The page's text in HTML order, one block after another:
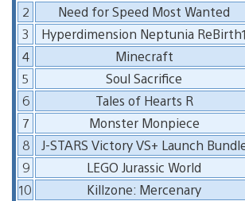
2
Need for Speed Most Wanted
3
Hyperdimension Neptunia ReBirth1
4
Minecraft
5
Soul Sacrifice
6
Tales of Hearts R
7
Monster Monpiece
8
J-STARS Victory VS+ Launch
9
LEGO Jurassic World
10
Killzone: Mercenary